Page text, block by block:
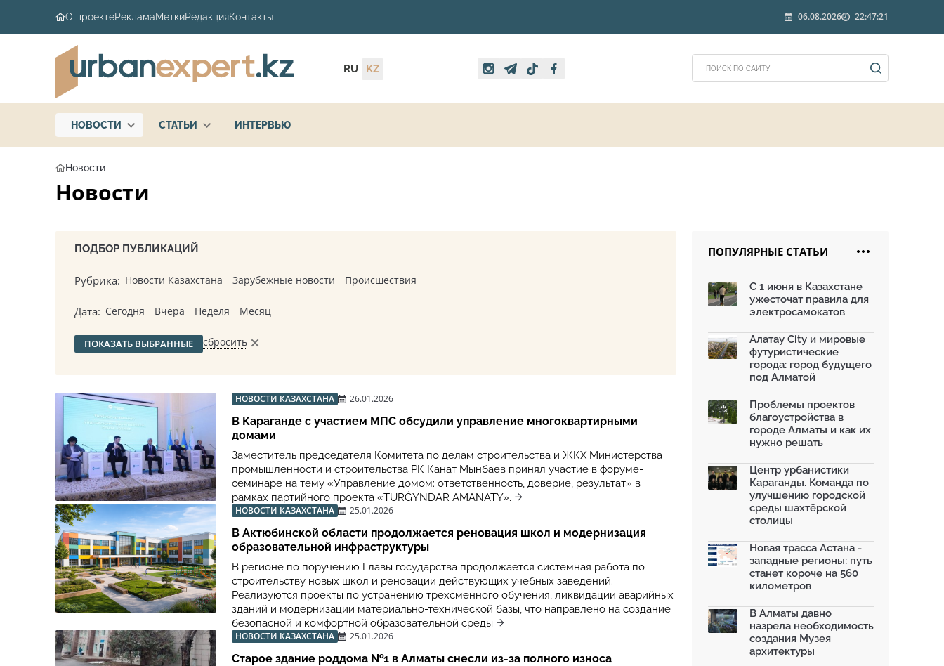
О проектеРекламаМеткиРедакцияКонтакты 06.08.2026 22:47:21
RU KZ
НОВОСТИ СТАТЬИ ИНТЕРВЬЮ
Новости
Новости
ПОДБОР ПУБЛИКАЦИЙ
Рубрика: Новости Казахстана Зарубежные новости Происшествия
Дата: Сегодня Вчера Неделя Месяц
ПОКАЗАТЬ ВЫБРАННЫЕ сбросить
НОВОСТИ КАЗАХСТАНА 26.01.2026
В Караганде с участием МПС обсудили управление многоквартирными
домами
Заместитель председателя Комитета по делам строительства и ЖКХ Министерства
промышленности и строительства РК Канат Мынбаев принял участие в форуме-
семинаре на тему «Управление домом: ответственность, доверие, результат» в
рамках партийного проекта «TURǴYNDAR AMANATY».
НОВОСТИ КАЗАХСТАНА 25.01.2026
В Актюбинской области продолжается реновация школ и модернизация
образовательной инфраструктуры
В регионе по поручению Главы государства продолжается системная работа по
строительству новых школ и реновации действующих учебных заведений.
Реализуются проекты по устранению трехсменного обучения, ликвидации аварийных
зданий и модернизации материально-технической базы, что направлено на создание
безопасной и комфортной образовательной среды
НОВОСТИ КАЗАХСТАНА 25.01.2026
Старое здание роддома №1 в Алматы снесли из-за полного износа
ПОПУЛЯРНЫЕ СТАТЬИ
С 1 июня в Казахстане
ужесточат правила для
электросамокатов
Алатау City и мировые
футуристические
города: город будущего
под Алматой
Проблемы проектов
благоустройства в
городе Алматы и как их
нужно решать
Центр урбанистики
Караганды. Команда по
улучшению городской
среды шахтёрской
столицы
Новая трасса Астана -
западные регионы: путь
станет короче на 560
километров
В Алматы давно
назрела необходимость
создания Музея
архитектуры